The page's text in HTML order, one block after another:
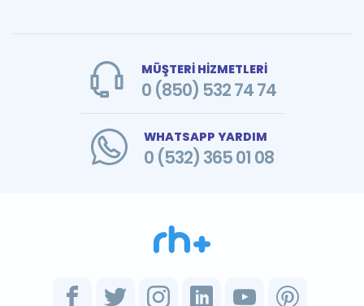
MÜŞTERİ HİZMETLERİ
0 (850) 532 74 74
WHATSAPP YARDIM
0 (532) 365 01 08